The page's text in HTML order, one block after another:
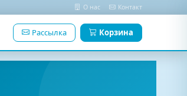
О нас Контакт
Рассылка Корзина